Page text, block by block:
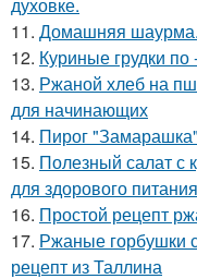
11. Домашняя
12. Куриные грудки по
13. Ржаной хлеб на
для начинающих
14. Пирог
15. Полезный салат с
для здорового питания
16. Простой рецепт
17. Ржаные горбушки
рецепт из Таллина